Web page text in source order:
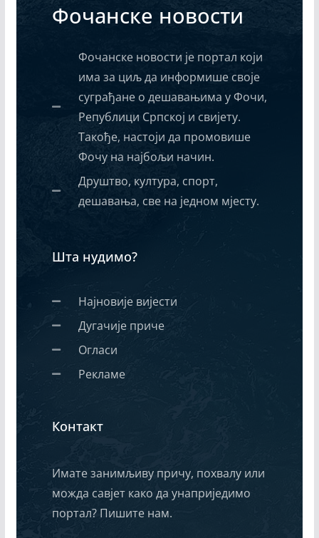
Фочанске новости
Фочанске новости је портал који
има за циљ да информише своје
суграђане о дешавањима у Фочи,
Републици Српској и свијету.
Такође, настоји да промовише
Фочу на најбољи начин.
Друштво, култура, спорт,
дешавања, све на једном мјесту.
Шта нудимо?
Најновије вијести
Дугачије приче
Огласи
Рекламе
Контакт
Имате занимљиву причу, похвалу или
можда савјет како да унаприједимо
портал? Пишите нам.